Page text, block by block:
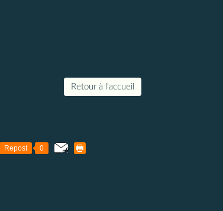
Retour à l'accueil
Repost 0